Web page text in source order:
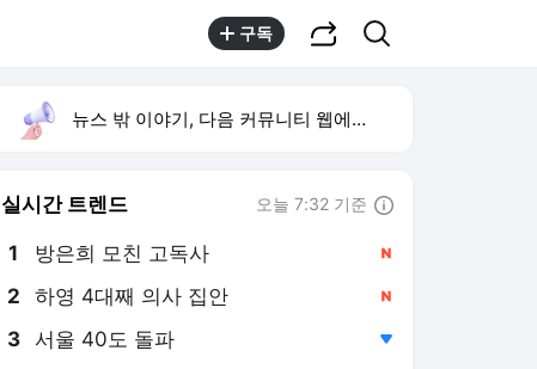
구독
뉴스 밖 이야기, 다음 커뮤니티 웹에서 보기
실시간 트렌드 오늘 7:32 기준
1 방은희 모친 고독사
2 하영 4대째 의사 집안
3 서울 40도 돌파